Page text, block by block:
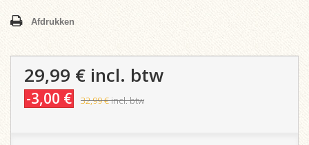
Afdrukken
29,99 € incl. btw
-3,00 € 32,99 €incl. btw